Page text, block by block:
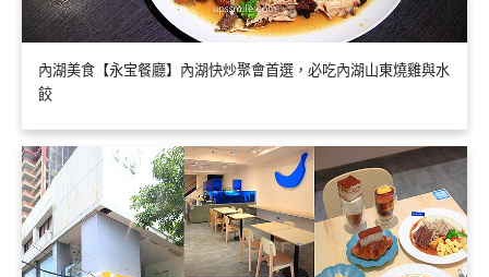
內湖美食【永宝餐廳】內湖快炒聚會首選，必吃內湖山東燒雞與水
餃